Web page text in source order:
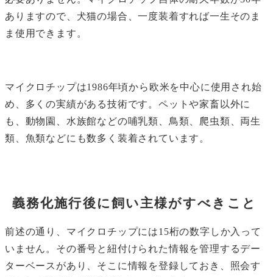
ありますので、犬猫の場合、一度装着すれば一生そのま
ま使用できます。
マイクロチップは1986年頃から欧米を中心に使用され始
め、多くの実績がある技術です。ペットや家畜以外に
も、動物園、水族館などの哺乳類、鳥類、爬虫類、両生
類、魚類などにも数多く装着されています。
義務化施行後に飼い主様がすべきこと
前述の通り、マイクロチップには15桁の数字しか入って
いません。その番号と紐付けられた情報を管理するデー
ターベースがあり、そこに情報を登録しておき、照会す